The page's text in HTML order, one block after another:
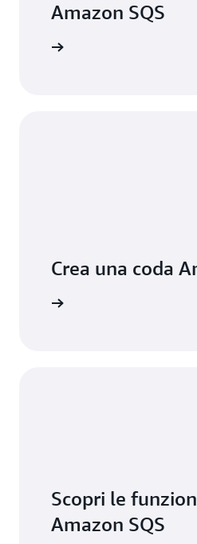
Amazon SQS
Crea una coda
Scopri le
Amazon SQS